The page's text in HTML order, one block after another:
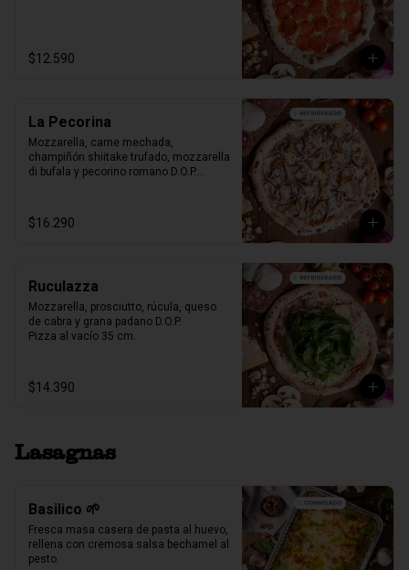
$12.590
La Pecorina
Mozzarella, carne mechada,
champiñón shiitake trufado, mozzarella
di bufala y pecorino romano D.O.P.
$16.290
Ruculazza
Mozzarella, prosciutto, rúcula, queso
de cabra y grana padano D.O.P.
Pizza al vacío 35 cm.
$14.390
Lasagnas
Basilico 🌱
Fresca masa casera de pasta al huevo,
rellena con cremosa salsa bechamel al
pesto.